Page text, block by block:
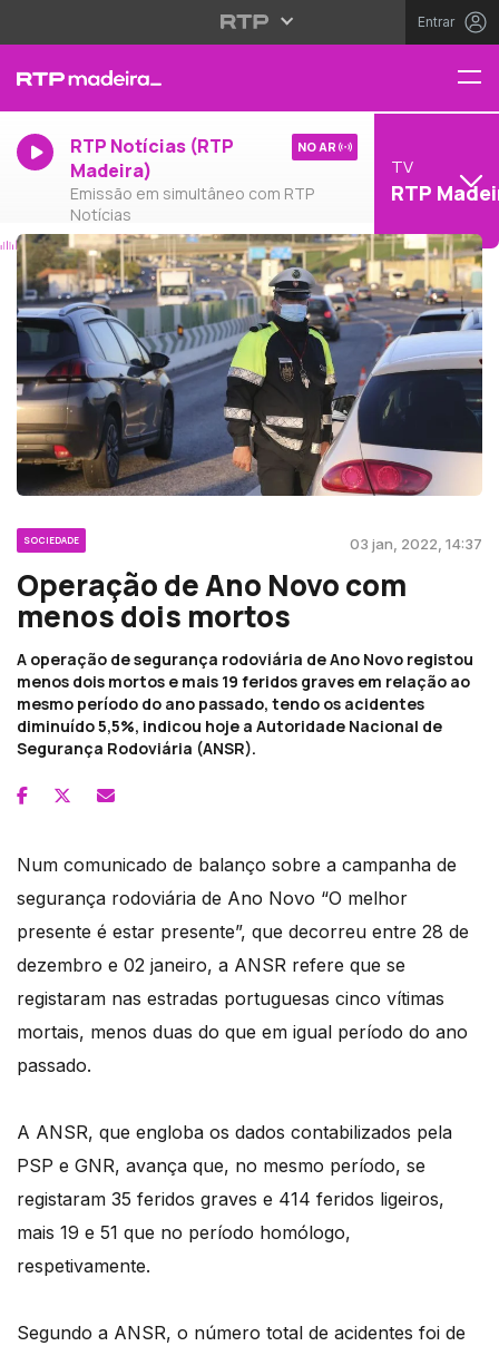
Entrar
RTP Notícias (RTP
Madeira)
Emissão em simultâneo com RTP
Notícias
NO AR
TV
RTP
SOCIEDADE 03 jan, 2022, 14:37
Operação de Ano Novo com
menos dois mortos
A operação de segurança rodoviária de Ano Novo registou
menos dois mortos e mais 19 feridos graves em relação ao
mesmo período do ano passado, tendo os acidentes
diminuído 5,5%, indicou hoje a Autoridade Nacional de
Segurança Rodoviária (ANSR).
Num comunicado de balanço sobre a campanha de
segurança rodoviária de Ano Novo “O melhor
presente é estar presente”, que decorreu entre 28 de
dezembro e 02 janeiro, a ANSR refere que se
registaram nas estradas portuguesas cinco vítimas
mortais, menos duas do que em igual período do ano
passado.
A ANSR, que engloba os dados contabilizados pela
PSP e GNR, avança que, no mesmo período, se
registaram 35 feridos graves e 414 feridos ligeiros,
mais 19 e 51 que no período homólogo,
respetivamente.
Segundo a ANSR, o número total de acidentes foi de